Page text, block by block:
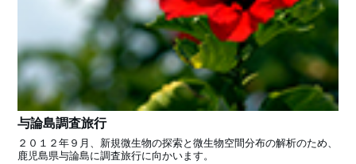
与論島調査旅行
２０１２年９月、新規微生物の探索と微生物空間分布の解析のため、
鹿児島県与論島に調査旅行に向かいます。